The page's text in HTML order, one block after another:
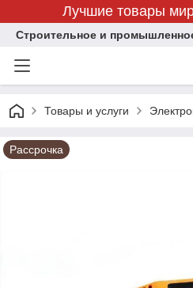
Лучшие товары
Строительное и
Товары и услуги
Рассрочка